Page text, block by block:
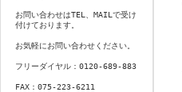
お問い合わせはTEL、MAILで受け
付けております。
お気軽にお問い合わせください。
フリーダイヤル：0120-689-883
FAX：075-223-6211